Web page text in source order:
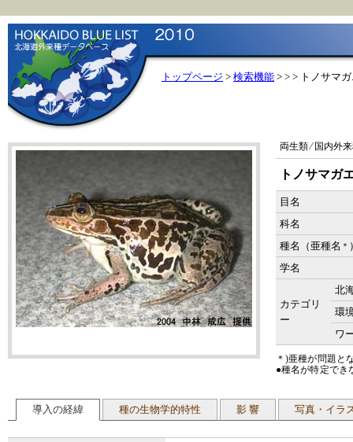
トップページ > 検索機能 > > > トノサマ
両生類 ⁄ 国内外
トノサマガ
目名
科名
種名（亜種名 ＊
学名
カテゴリ
ー
北
環
ワ
＊)亜種が問題と
●種名が特定でき
導入の経緯 種の生物学的特性 影 響 写真・イラ